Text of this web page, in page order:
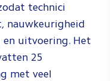
technici
nauwkeurigheid
uitvoering. Het
25
met veel